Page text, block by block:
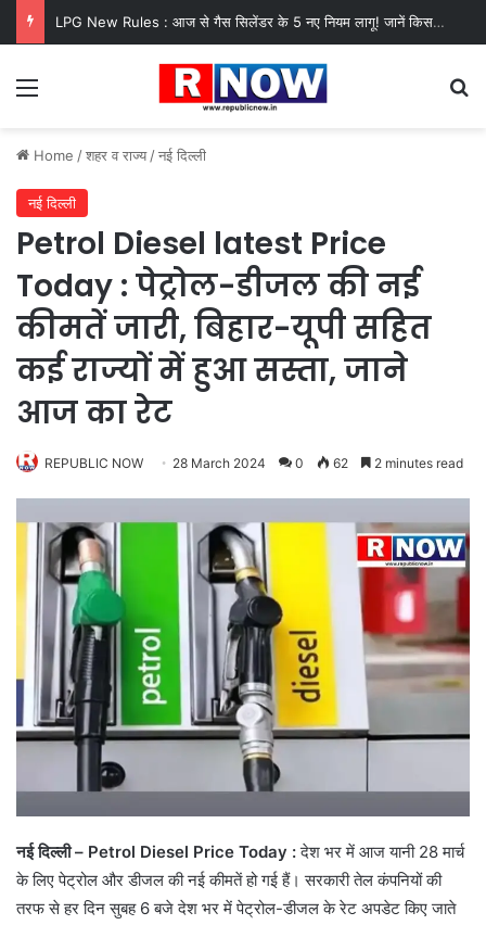
LPG New Rules : आज से गैस सिलेंडर के 5 नए नियम लागू! जानें किसका कटेगा कनेक्शन, कितने दिन बाद होगी बुकिंग?
Menu
Home /शहर व राज्य /नई दिल्ली
नई दिल्ली
Petrol Diesel latest Price
Today : पेट्रोल-डीजल की नई
कीमतें जारी, बिहार-यूपी सहित
कई राज्यों में हुआ सस्ता, जाने
आज का रेट
REPUBLIC NOW 28 March 2024 0 62 2 minutes read
नई दिल्ली – Petrol Diesel Price Today :देश भर में आज यानी 28 मार्च
के लिए पेट्रोल और डीजल की नई कीमतें हो गई हैं। सरकारी तेल कंपनियों की
तरफ से हर दिन सुबह 6 बजे देश भर में पेट्रोल-डीजल के रेट अपडेट किए जाते